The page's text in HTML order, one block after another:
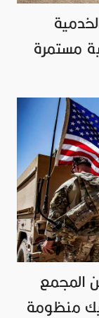
مستمرة
المجمع
منظومة